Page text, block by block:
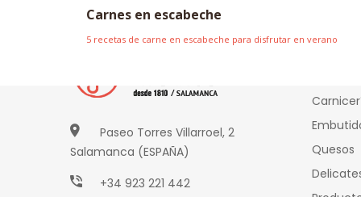
Carnes en escabeche
5 recetas de carne en escabeche para disfrutar en verano
Paseo Torres Villarroel, 2
Salamanca (ESPAÑA)
+34 923 221 442
Quesos